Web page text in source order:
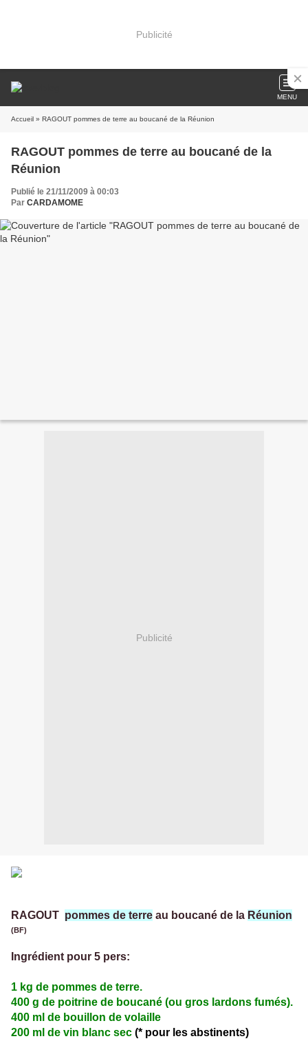
Publicité
MENU
Accueil » RAGOUT pommes de terre au boucané de la Réunion
RAGOUT pommes de terre au boucané de la
Réunion
Publié le 21/11/2009 à 00:03
Par CARDAMOME
Publicité
RAGOUT pommes de terre au boucané de la Réunion
(BF)
Ingrédient pour 5 pers:
1 kg de pommes de terre.
400 g de poitrine de boucané (ou gros lardons fumés).
400 ml de bouillon de volaille
200 ml de vin blanc sec (* pour les abstinents)